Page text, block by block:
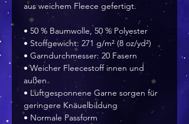
aus weichem Fleece gefertigt.
• 50 % Baumwolle, 50 % Polyester
• Stoffgewicht: 271 g/m² (8 oz/yd²)
• Garndurchmesser: 20 Fasern
• Weicher Fleecestoff innen und
außen
• Luftgesponnene Garne sorgen für
geringere Knäuelbildung
• Normale Passform